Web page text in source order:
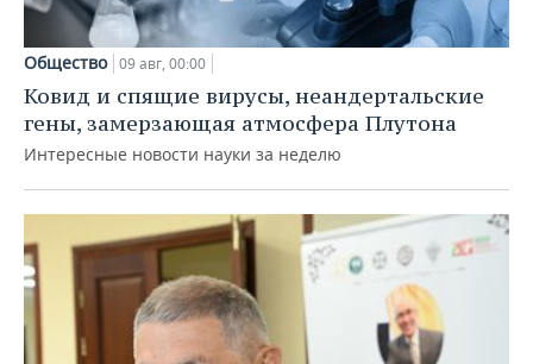
Общество 09 авг, 00:00
Ковид и спящие вирусы, неандертальские
гены, замерзающая атмосфера Плутона
Интересные новости науки за неделю